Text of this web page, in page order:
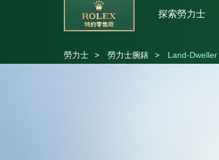
探索勞力士
勞力士 > 勞力士腕錶 > Land-Dweller